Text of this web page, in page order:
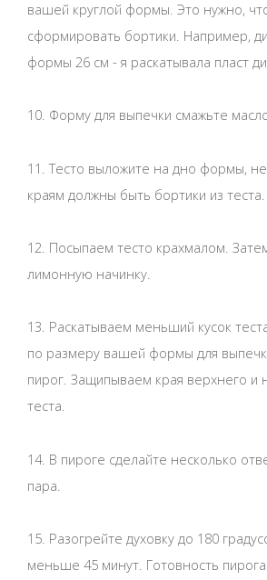
вашей круглой формы. Это нужно,
сформировать бортики. Например,
формы 26 см - я раскатывала пласт
10. Форму для выпечки смажьте
11. Тесто выложите на дно формы,
краям должны быть бортики из теста.
12. Посыпаем тесто крахмалом.
лимонную начинку.
13. Раскатываем меньший кусок
по размеру вашей формы для
пирог. Защипываем края верхнего и
теста.
14. В пироге сделайте несколько
пара.
15. Разогрейте духовку до 180
меньше 45 минут. Готовность